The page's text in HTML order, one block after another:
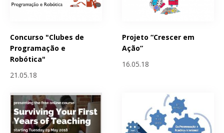
Concurso "Clubes de
Programação e
Robótica"
21.05.18
Projeto “Crescer em
Ação”
16.05.18